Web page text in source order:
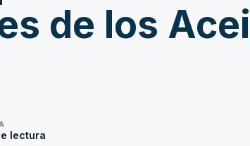
de los
lectura